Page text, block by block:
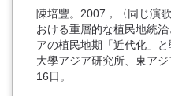
陳培豐。2007，〈同じ演
おける重層的な植民地統
アの植民地期「近代化」
大學アジア研究所、東ア
16日。